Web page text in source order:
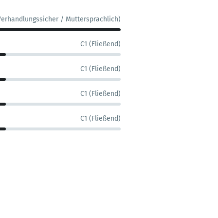
/ Muttersprachlich)
C1 (Fließend)
C1 (Fließend)
C1 (Fließend)
C1 (Fließend)